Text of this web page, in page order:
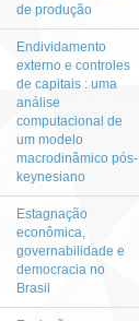
de produção
Endividamento
externo e controles
de capitais : uma
análise
computacional de
um modelo
macrodinâmico pós-
keynesiano
Estagnação
econômica,
governabilidade e
democracia no
Brasil